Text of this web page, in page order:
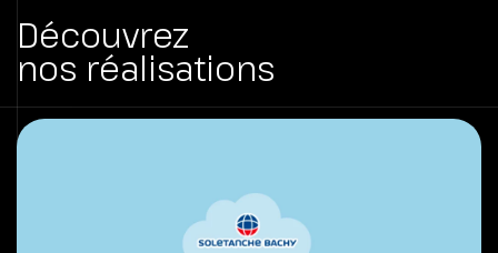
Découvrez
nos réalisations